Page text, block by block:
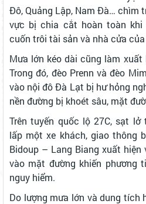
Đô, Quảng Lập, Nam Đà… chìm
vực bị chia cắt hoàn toàn khi
cuốn trôi tài sản và nhà cửa
Mưa lớn kéo dài cũng làm
Trong đó, đèo Prenn và đèo
vào nội đô Đà Lạt bị hư hỏng
nền đường bị khoét sâu, mặt
Trên tuyến quốc lộ 27C, sạt
lấp một xe khách, giao thông
Bidoup – Lang Biang xuất
vào mặt đường khiến phương
nguy hiểm.
Do lượng mưa lớn và dung tích